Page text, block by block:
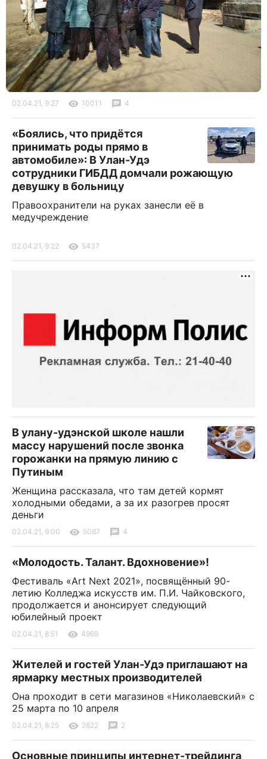
02.04.21, 9:27 10011 4
«Боялись, что придётся
принимать роды прямо в
автомобиле»: В Улан-Удэ
сотрудники ГИБДД домчали рожающую
девушку в больницу
Правоохранители на руках занесли её в
медучреждение
02.04.21, 9:22 5437
В улану-удэнской школе нашли
массу нарушений после звонка
горожанки на прямую линию с
Путиным
Женщина рассказала, что там детей кормят
холодными обедами, а за их разогрев просят
деньги
02.04.21, 9:00 5087 4
«Молодость. Талант. Вдохновение»!
Фестиваль «Art Next 2021», посвящённый 90-
летию Колледжа искусств им. П.И. Чайковского,
продолжается и анонсирует следующий
юбилейный проект
02.04.21, 8:51 4969
Жителей и гостей Улан-Удэ приглашают на
ярмарку местных производителей
Она проходит в сети магазинов «Николаевский» с
25 марта по 10 апреля
02.04.21, 8:25 2822 2
Основные принципы интернет-трейдинга